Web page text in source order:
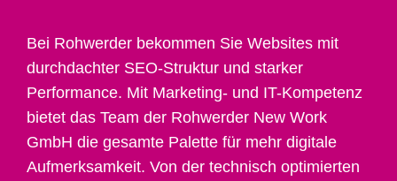
Bei Rohwerder bekommen Sie Websites mit
durchdachter SEO-Struktur und starker
Performance. Mit Marketing- und IT-Kompetenz
bietet das Team der Rohwerder New Work
GmbH die gesamte Palette für mehr digitale
Aufmerksamkeit. Von der technisch optimierten